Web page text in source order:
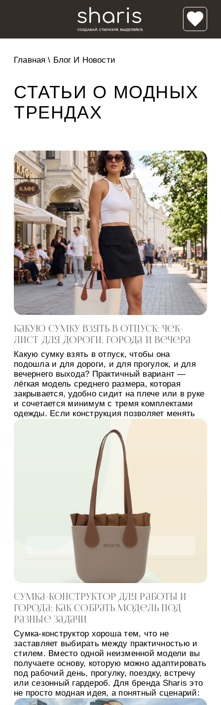
Главная \ Блог И Новости
СТАТЬИ О МОДНЫХ
ТРЕНДАХ
Какую сумку взять в отпуск: чек-
лист для дороги, города и вечера
Какую сумку взять в отпуск, чтобы она
подошла и для дороги, и для прогулок, и для
вечернего выхода? Практичный вариант —
лёгкая модель среднего размера, которая
закрывается, удобно сидит на плече или в руке
и сочетается минимум с тремя комплектами
одежды. Если конструкция позволяет менять
ручки и внутренний вкладыш, одну основу
проще адаптировать под разные […]
Сумка-конструктор для работы и
города: как собрать модель под
разные задачи
Сумка-конструктор хороша тем, что не
заставляет выбирать между практичностью и
стилем. Вместо одной неизменной модели вы
получаете основу, которую можно адаптировать
под рабочий день, прогулку, поездку, встречу
или сезонный гардероб. Для бренда Sharis это
не просто модная идея, а понятный сценарий:
одна сумка может менять настроение,